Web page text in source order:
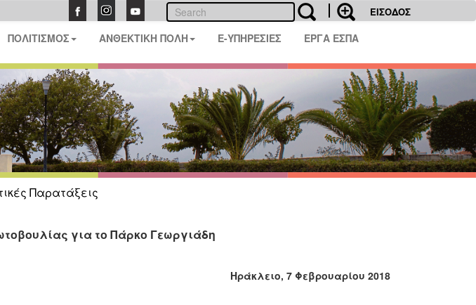
ΕΙΣΟΔΟΣ
ΠΟΛΙΤΙΣΜΟΣ ΑΝΘΕΚΤΙΚΗ ΠΟΛΗ E-ΥΠΗΡΕΣΙΕΣ ΕΡΓΑ ΕΣΠΑ
Παρατάξεις
για το Πάρκο Γεωργιάδη
Ηράκλειο, 7 Φεβρουαρίου 2018